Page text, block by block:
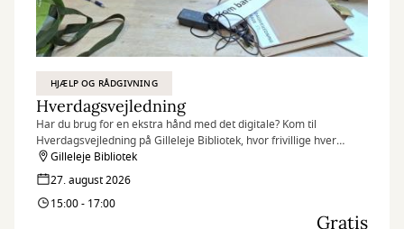
HJÆLP OG RÅDGIVNING
Hverdagsvejledning
Har du brug for en ekstra hånd med det digitale? Kom til
Hverdagsvejledning på Gilleleje Bibliotek, hvor frivillige hver
torsdag står klar til at hjælpe borgere.
Gilleleje Bibliotek
27. august 2026
15:00 - 17:00
Gratis